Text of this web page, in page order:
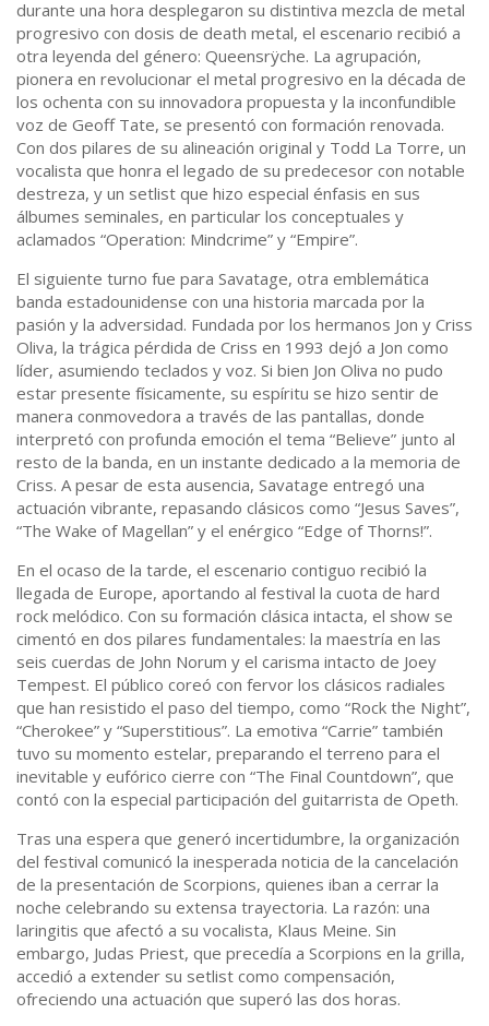
durante una hora desplegaron su distintiva mezcla de metal
progresivo con dosis de death metal, el escenario recibió a
otra leyenda del género: Queensrÿche. La agrupación,
pionera en revolucionar el metal progresivo en la década de
los ochenta con su innovadora propuesta y la inconfundible
voz de Geoff Tate, se presentó con formación renovada.
Con dos pilares de su alineación original y Todd La Torre, un
vocalista que honra el legado de su predecesor con notable
destreza, y un setlist que hizo especial énfasis en sus
álbumes seminales, en particular los conceptuales y
aclamados “Operation: Mindcrime” y “Empire”.
El siguiente turno fue para Savatage, otra emblemática
banda estadounidense con una historia marcada por la
pasión y la adversidad. Fundada por los hermanos Jon y Criss
Oliva, la trágica pérdida de Criss en 1993 dejó a Jon como
líder, asumiendo teclados y voz. Si bien Jon Oliva no pudo
estar presente físicamente, su espíritu se hizo sentir de
manera conmovedora a través de las pantallas, donde
interpretó con profunda emoción el tema “Believe” junto al
resto de la banda, en un instante dedicado a la memoria de
Criss. A pesar de esta ausencia, Savatage entregó una
actuación vibrante, repasando clásicos como “Jesus Saves”,
“The Wake of Magellan” y el enérgico “Edge of Thorns!”.
En el ocaso de la tarde, el escenario contiguo recibió la
llegada de Europe, aportando al festival la cuota de hard
rock melódico. Con su formación clásica intacta, el show se
cimentó en dos pilares fundamentales: la maestría en las
seis cuerdas de John Norum y el carisma intacto de Joey
Tempest. El público coreó con fervor los clásicos radiales
que han resistido el paso del tiempo, como “Rock the Night”,
“Cherokee” y “Superstitious”. La emotiva “Carrie” también
tuvo su momento estelar, preparando el terreno para el
inevitable y eufórico cierre con “The Final Countdown”, que
contó con la especial participación del guitarrista de Opeth.
Tras una espera que generó incertidumbre, la organización
del festival comunicó la inesperada noticia de la cancelación
de la presentación de Scorpions, quienes iban a cerrar la
noche celebrando su extensa trayectoria. La razón: una
laringitis que afectó a su vocalista, Klaus Meine. Sin
embargo, Judas Priest, que precedía a Scorpions en la grilla,
accedió a extender su setlist como compensación,
ofreciendo una actuación que superó las dos horas.